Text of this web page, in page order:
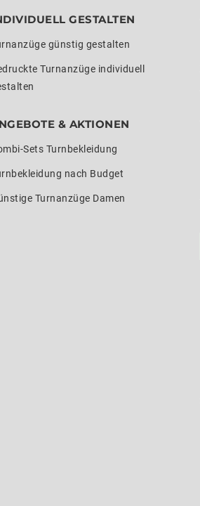
GESTALTEN
günstig gestalten
Turnanzüge individuell
& AKTIONEN
Sets Turnbekleidung
nach Budget
Turnanzüge Damen